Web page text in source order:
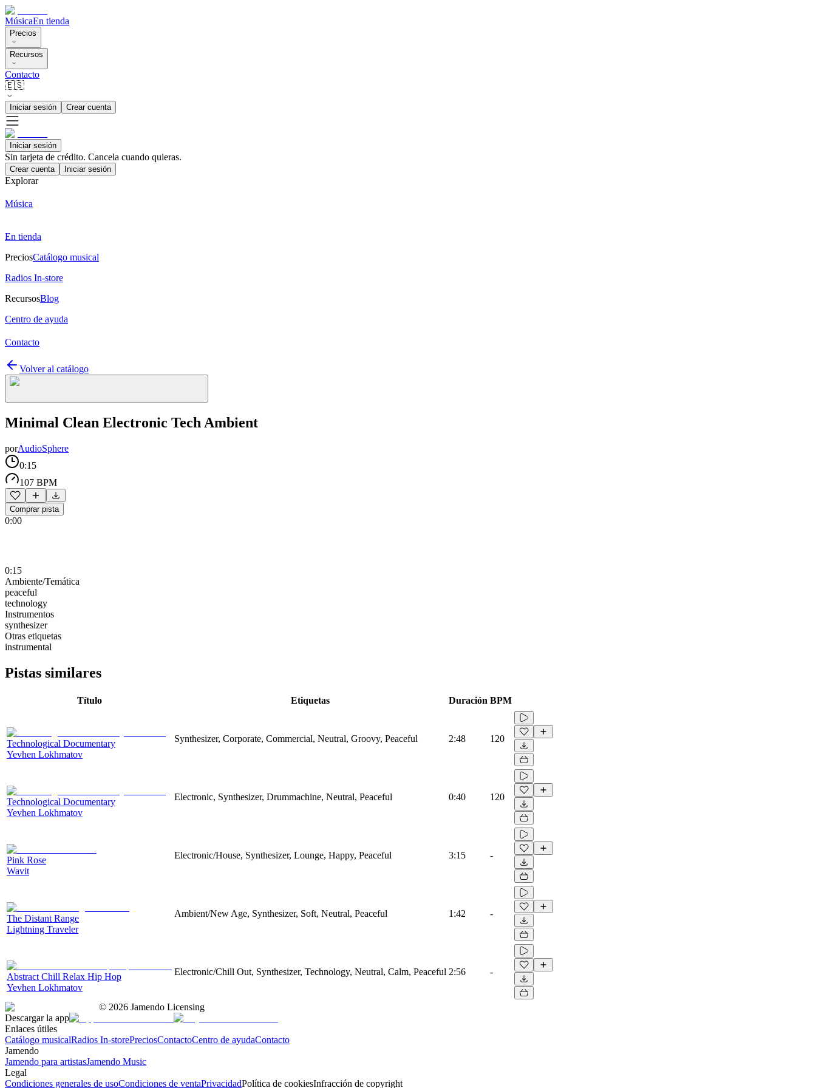
MúsicaEn tienda
Precios
Recursos
Contacto
🇪🇸
Iniciar sesión Crear cuenta
Iniciar sesión
Sin tarjeta de crédito. Cancela cuando quieras.
Crear cuenta Iniciar sesión
Explorar
Música
En tienda
PreciosCatálogo musical
Radios In-store
RecursosBlog
Centro de ayuda
Contacto
Volver al catálogo
Minimal Clean Electronic Tech Ambient
porAudioSphere
0:15
107 BPM
Comprar pista
0:00
0:15
Ambiente/Temática
peaceful
technology
Instrumentos
synthesizer
Otras etiquetas
instrumental
Pistas similares
Título Etiquetas Duración BPM
Technological Documentary
Yevhen Lokhmatov
Synthesizer, Corporate, Commercial, Neutral, Groovy, Peaceful 2:48 120
Technological Documentary
Yevhen Lokhmatov
Electronic, Synthesizer, Drummachine, Neutral, Peaceful 0:40 120
Pink Rose
Wavit
Electronic/House, Synthesizer, Lounge, Happy, Peaceful 3:15 -
The Distant Range
Lightning Traveler
Ambient/New Age, Synthesizer, Soft, Neutral, Peaceful 1:42 -
Abstract Chill Relax Hip Hop
Yevhen Lokhmatov
Electronic/Chill Out, Synthesizer, Technology, Neutral, Calm, Peaceful 2:56 -
© 2026 Jamendo Licensing
Descargar la app
Enlaces útiles
Catálogo musicalRadios In-storePreciosContactoCentro de ayudaContacto
Jamendo
Jamendo para artistasJamendo Music
Legal
Condiciones generales de usoCondiciones de ventaPrivacidadPolítica de cookiesInfracción de copyright